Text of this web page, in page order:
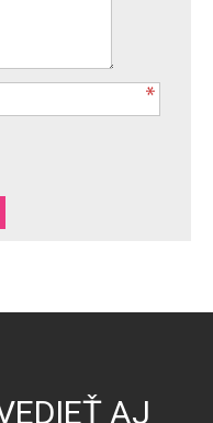
AJ